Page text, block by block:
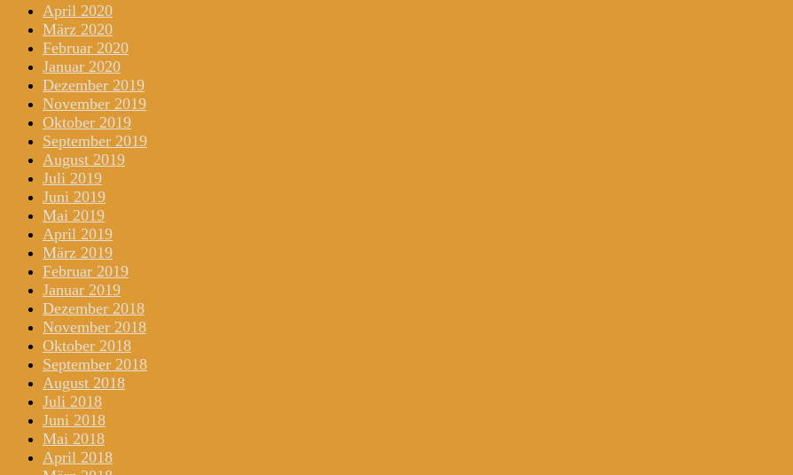
April 2020
März 2020
Februar 2020
Januar 2020
Dezember 2019
November 2019
Oktober 2019
September 2019
August 2019
Juli 2019
Juni 2019
Mai 2019
April 2019
März 2019
Februar 2019
Januar 2019
Dezember 2018
November 2018
Oktober 2018
September 2018
August 2018
Juli 2018
Juni 2018
Mai 2018
April 2018